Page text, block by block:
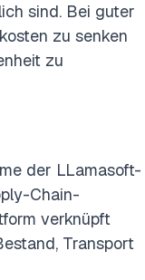
sind. Bei guter
zu senken
zu
der LLamasoft-
Chain-
verknüpft
Transport